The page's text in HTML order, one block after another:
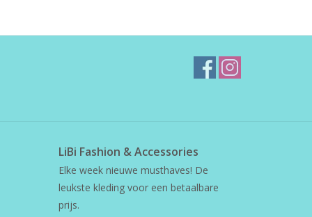
LiBi Fashion & Accessories
Elke week nieuwe musthaves! De
leukste kleding voor een betaalbare
prijs.